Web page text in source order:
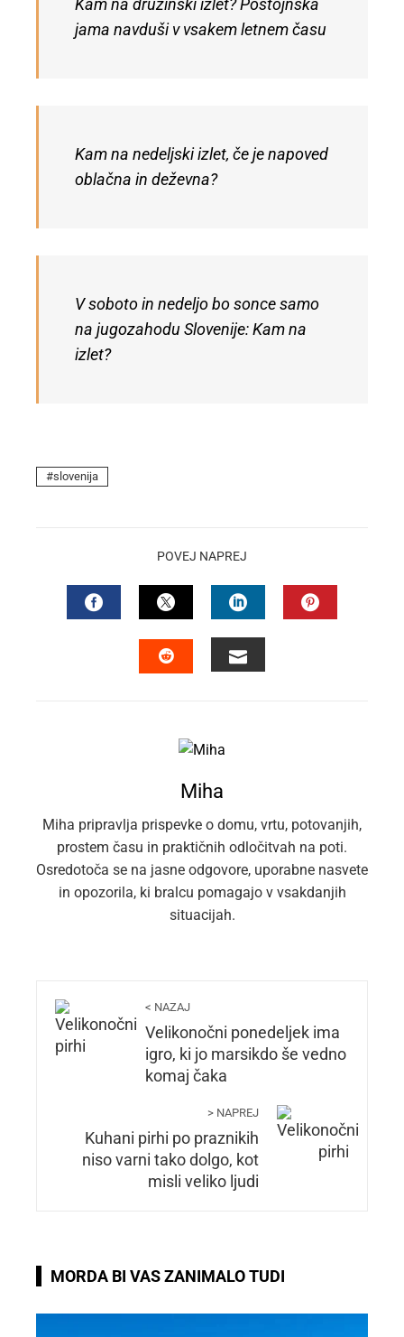
Kam na družinski izlet? Postojnska
jama navduši v vsakem letnem času
Kam na nedeljski izlet, če je napoved
oblačna in deževna?
V soboto in nedeljo bo sonce samo
na jugozahodu Slovenije: Kam na
izlet?
slovenija
POVEJ NAPREJ
FACEBOOKTWITTERLINKEDIN
Miha
Miha pripravlja prispevke o domu, vrtu, potovanjih,
prostem času in praktičnih odločitvah na poti.
Osredotoča se na jasne odgovore, uporabne nasvete
in opozorila, ki bralcu pomagajo v vsakdanjih
situacijah.
< NAZAJ
Velikonočni ponedeljek ima
igro, ki jo marsikdo še vedno
komaj čaka
> NAPREJ
Kuhani pirhi po praznikih
niso varni tako dolgo, kot
misli veliko ljudi
MORDA BI VAS ZANIMALO TUDI